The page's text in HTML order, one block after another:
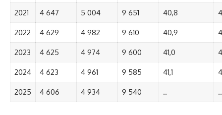
2021 4 647 5 004 9 651 40,8
2022 4 629 4 982 9 610 40,9
2023 4 625 4 974 9 600 41,0
2024 4 623 4 961 9 585 41,1
2025 4 606 4 934 9 540 .. ..